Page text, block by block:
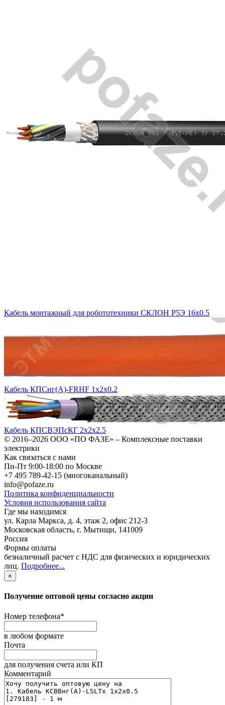
Кабель монтажный для робототехники СКЛОН Р5Э 16х0.5
Кабель КПСнг(А)-FRHF 1х2х0.2
Кабель КПСВЭПсКГ 2х2х2.5
© 2016–2026 ООО «ПО ФАЗЕ» – Комплексные поставки
электрики
Как связаться с нами
Пн-Пт 9:00-18:00 по Москве
+7 495 789-42-15 (многоканальный)
info@pofaze.ru
Политика конфиденциальности
Условия использования сайта
Где мы находимся
ул. Карла Маркса, д. 4, этаж 2, офис 212-3
Московская область, г. Мытищи, 141009
Россия
Формы оплаты
безналичный расчет с НДС для физических и юридических
лиц. Подробнее...
×
Получение оптовой цены согласно акции
Номер телефона*
в любом формате
Почта
для получения счета или КП
Комментарий